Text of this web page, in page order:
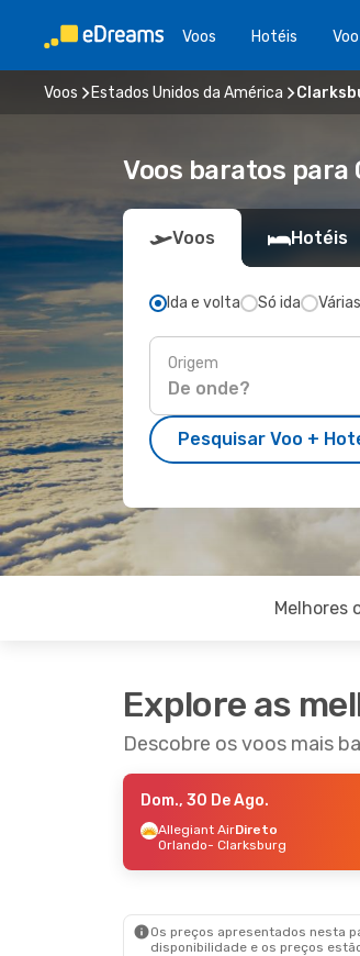
Voos Hotéis
Voos Estados Unidos da América
Voos baratos
Voos Hotéis
Ida e volta Só ida
Origem
Pesquisar Voo +
Melhores
Explore as
Descobre os voos mais
Dom., 30 De Ago.
Allegiant AirDireto
Orlando- Clarksburg
Os preços apresentados nesta
disponibilidade e os preços